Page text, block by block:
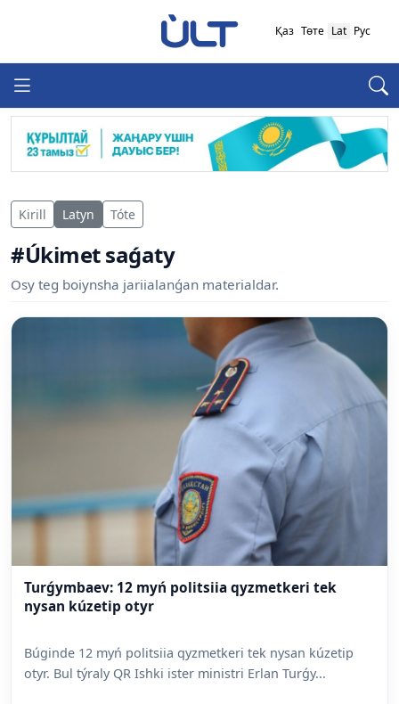
Қаз Төте Lat Рус
Kirill Latyn Tóte
#Úkimet saǵaty
Osy teg boiynsha jariialanǵan materialdar.
Turǵymbaev: 12 myń politsiia qyzmetkeri tek
nysan kúzetip otyr
Búginde 12 myń politsiia qyzmetkeri tek nysan kúzetip
otyr. Bul týraly QR Ishki ister ministri Erlan Turǵy...